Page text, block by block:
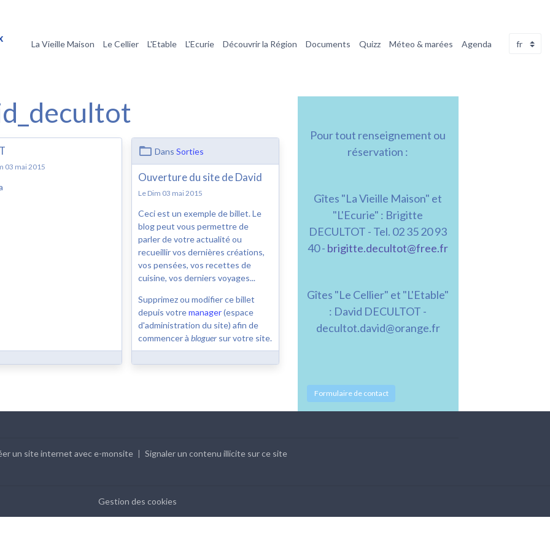
La Vieille Maison Le Cellier L'Etable L'Ecurie Découvrir la Région Documents Quizz Méteo & marées Agenda
03 mai 2015
DansSorties
Ouverture du site de David
Le Dim 03 mai 2015
Ceci est un exemple de billet. Le
blog peut vous permettre de
parler de votre actualité ou
recueillir vos dernières créations,
vos pensées, vos recettes de
cuisine, vos derniers voyages...
Supprimez ou modifier ce billet
depuis votremanager(espace
d'administration du site) afin de
commencer àbloguer sur votre site.
Pour tout renseignement ou
réservation :
Gîtes "La Vieille Maison" et
"L'Ecurie" : Brigitte
DECULTOT - Tel. 02 35 20 93
40 - brigitte.decultot@free.fr
Gîtes "Le Cellier" et "L'Etable"
: David DECULTOT -
decultot.david@orange.fr
Formulaire de contact
un site internet avec e-monsite Signaler un contenu illicite sur ce site
Gestion des cookies